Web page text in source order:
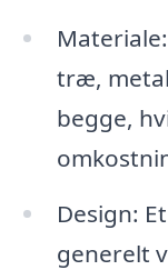
træ,
begge,
Design:
generelt